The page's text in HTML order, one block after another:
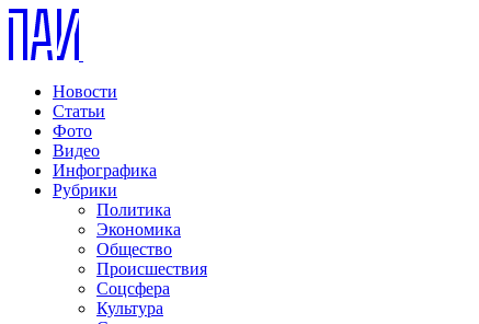
Новости
Статьи
Фото
Видео
Инфографика
Рубрики
Политика
Экономика
Общество
Происшествия
Соцсфера
Культура